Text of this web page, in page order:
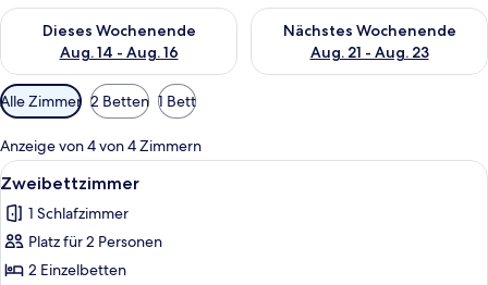
Dieses Wochenende
Aug. 14 - Aug. 16
Überprüfe die Verfügbarkeit für dieses Wochenende, Aug. 14
Nächstes Wochenende
Aug. 21 - Aug. 23
Überprüfe die Verfügbarkeit
Verfügbare
Filter
für
Zimmer
Alle Zimmer 2 Betten 1 Bett
Anzeige von 4 von 4 Zimmern
Alle
Fotos
für
Zweibettzimmer
anzeigen
Ein modernes Hotelzimmer mit Bett,
7
Zweibettzimmer
1 Schlafzimmer
Platz für 2 Personen
2 Einzelbetten